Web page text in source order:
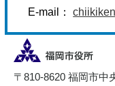
E-mail：
〒810-8620 福岡市中